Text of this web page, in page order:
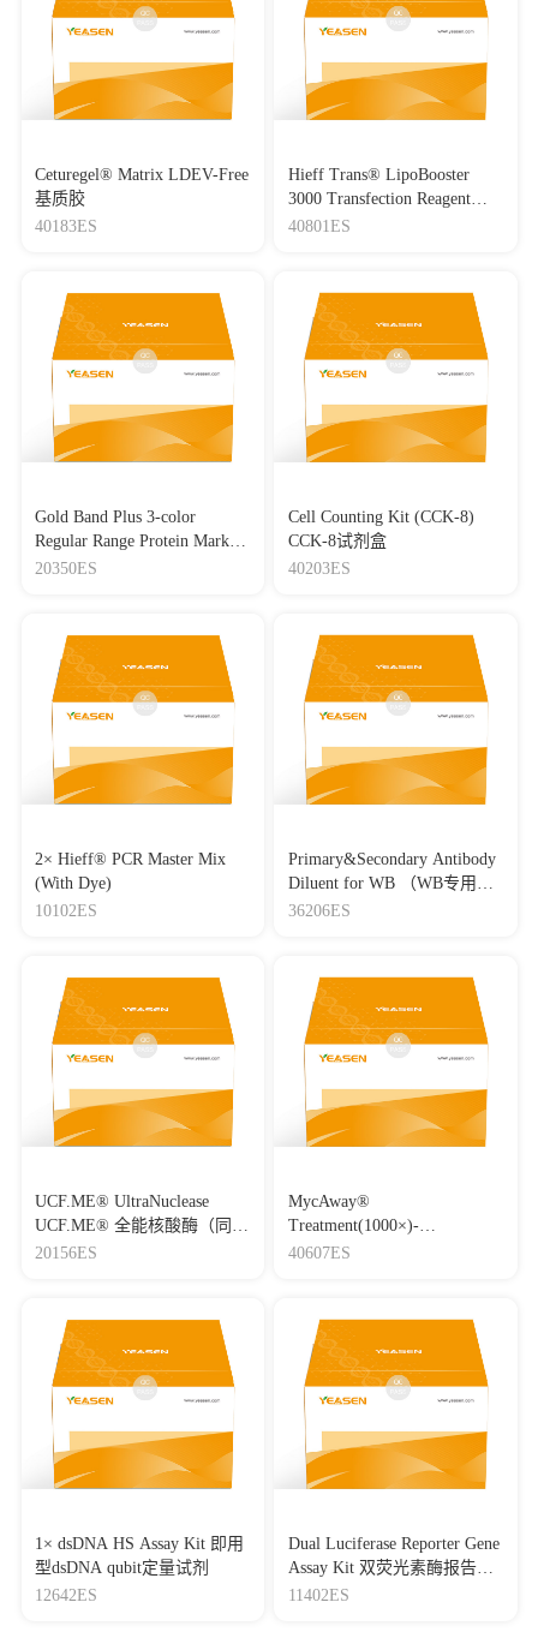
Ceturegel® Matrix LDEV-Free
基质胶
40183ES
Hieff Trans® LipoBooster
3000 Transfection Reagent
Lipo3000转染试剂
40801ES
Gold Band Plus 3-color
Regular Range Protein Marker
(8-180 kDa) 三色预染蛋白质
20350ES
Cell Counting Kit (CCK-8)
CCK-8试剂盒
40203ES
2× Hieff® PCR Master Mix
(With Dye)
10102ES
Primary&Secondary Antibody
Diluent for WB （WB专用一
抗二抗稀释液）
36206ES
UCF.ME® UltraNuclease
UCF.ME® 全能核酸酶（同
Benzonase）
20156ES
MycAway®
Treatment(1000×)-
Mycoplasma Elimination
40607ES
1× dsDNA HS Assay Kit 即用
型dsDNA qubit定量试剂
12642ES
Dual Luciferase Reporter Gene
Assay Kit 双荧光素酶报告基
因检测试剂盒
11402ES